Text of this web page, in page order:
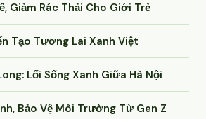
Giảm Rác Thải Cho Giới Trẻ
Tạo Tương Lai Xanh Việt
Lối Sống Xanh Giữa Hà Nội
Bảo Vệ Môi Trường Từ Gen Z